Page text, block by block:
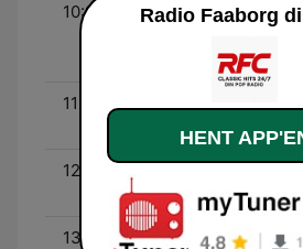
10:00 - 11:00
Vi siger
alle de
Din
11:59 - 12:00
Vi spiser
12:00 - 13:00
Musik til
arbejder
13:00 - 14:00
Radio Faaborg
HENT